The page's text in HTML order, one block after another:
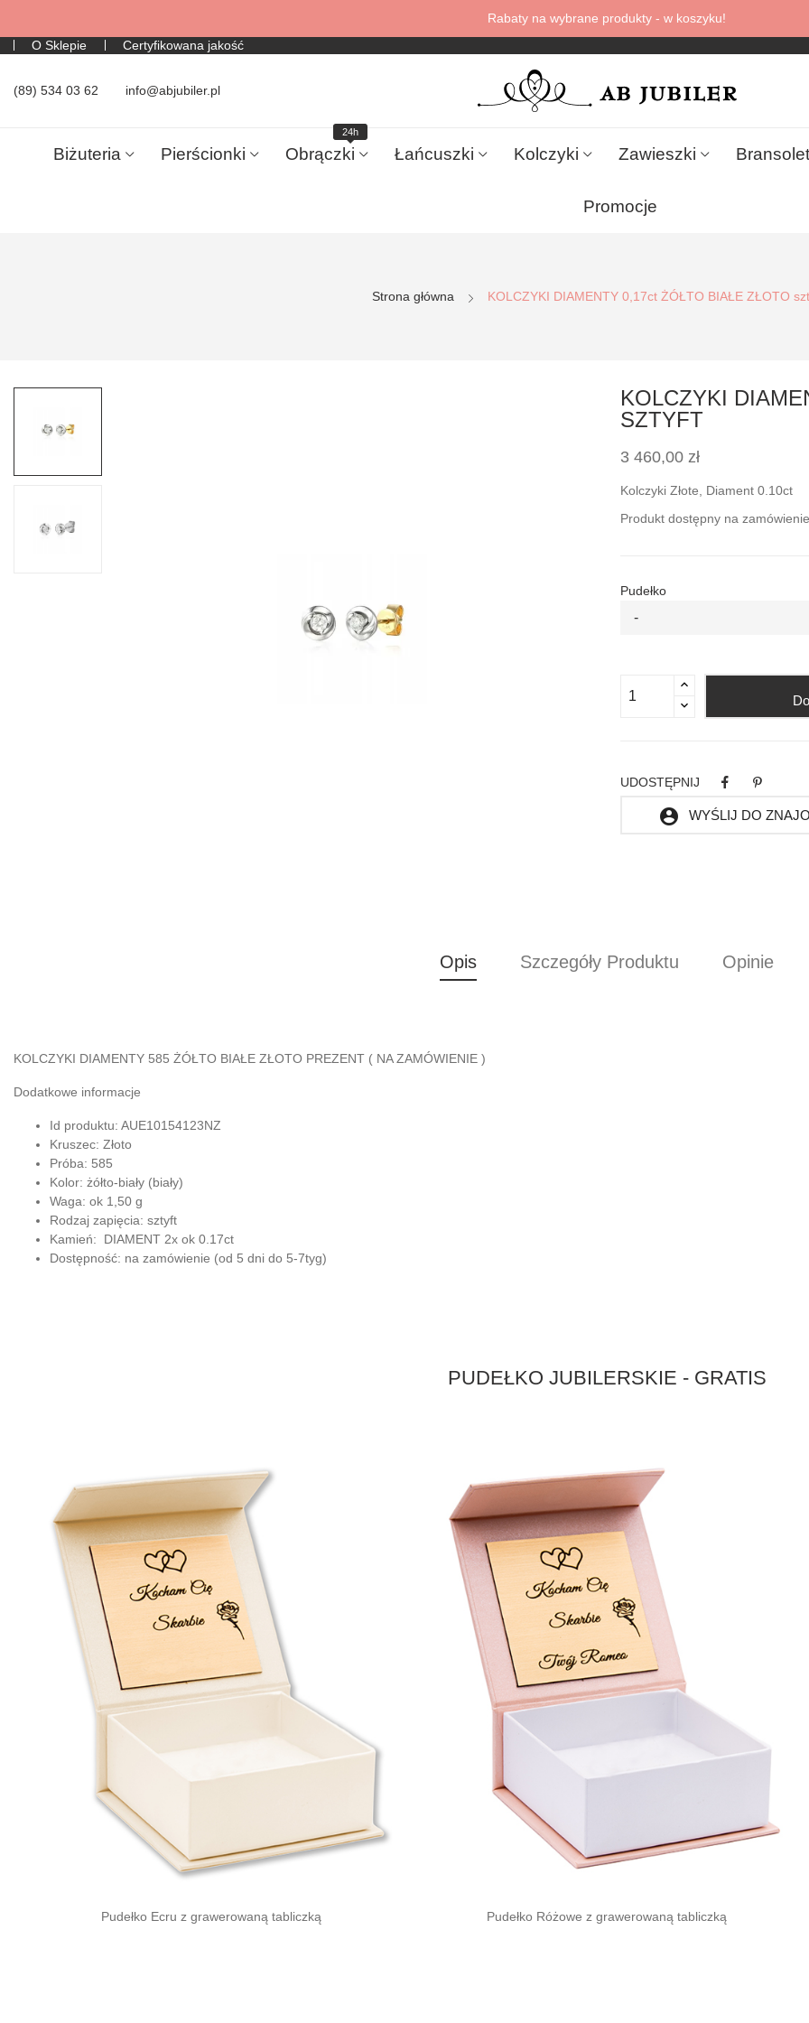
Rabaty na wybrane produkty - w koszyku!
O Sklepie
Certyfikowana jakość
(89) 534 03 62 info@abjubiler.pl
Biżuteria Pierścionki Obrączki
24h
Łańcuszki Kolczyki Zawieszki
Promocje
Strona główna KOLCZYKI DIAMENTY 0,17ct ŻÓŁTO BIAŁE ZŁOTO
KOLCZYKI
SZTYFT
3 460,00 zł
Kolczyki Złote, Diament 0.10ct
Produkt dostępny na
Pudełko
-
UDOSTĘPNIJ
account_circle WYŚLIJ DO
Opis Szczegóły Produktu Opinie
KOLCZYKI DIAMENTY 585 ŻÓŁTO BIAŁE ZŁOTO PREZENT ( NA ZAMÓWIENIE )
Dodatkowe informacje
Id produktu: AUE10154123NZ
Kruszec: Złoto
Próba: 585
Kolor: żółto-biały (biały)
Waga: ok 1,50 g
Rodzaj zapięcia: sztyft
Kamień:
DIAMENT 2x ok 0.17ct
Dostępność: na zamówienie (od 5 dni do 5-7tyg)
PUDEŁKO JUBILERSKIE - GRATIS
Pudełko Ecru z grawerowaną tabliczką Pudełko Różowe z grawerowaną tabliczką